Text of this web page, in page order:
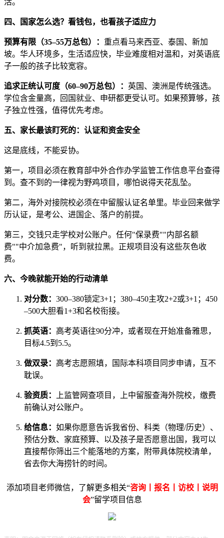
活。
四、国家怎么选？看钱包，也看孩子适应力
预算有限（35–55万总包）： 重点看马来西亚、泰国、新加
坡。华人环境多，生活适应快，毕业难度相对温和，对英语底
子一般的孩子比较宽容。
追求正统认可度（60–90万总包）： 英国、澳洲是传统强选。
学位含金量高，回国就业、申研都更受认可。如果预算够，孩
子独立性强，值得优先考虑。
五、家长最该盯死的：认证和资金安全
这是底线，不能妥协。
第一，项目必须在教育部中外合作办学监管工作信息平台查得
到。查不到的一律视为野鸡项目，哪怕说得天花乱坠。
第二，海外对接院校必须在中留服认证名单里。毕业回来做学
历认证，是考公、进国企、落户的前提。
第三，交钱只走学校对公账户。任何"保录费""内部名额
费""中介加急费"，听到就拉黑。正规项目没有这些灰色收
费。
六、今晚就能开始的行动清单
对分数： 300–380锁定3+1；380–450主攻2+2或3+1；450
–500大胆看1+3和名校衔接。
抓英语： 高考英语往90分冲，或者现在开始准备雅思，
目标4.5到5.5。
做双录： 高考志愿照填，国际本科项目同步申请，互不
耽误。
验资质：
上监管网查项目，上中留服查海外院校，缴费
前确认对公账户。
给信息： 如果你愿意告诉我省份、科类（物理/历史）、
预估分数、家庭预算、以及孩子是否愿意出国，我可以
直接帮你筛出三个能落地的方案，附带具体院校清单，
省去你大海捞针的时间。
添加项目老师微信，了解更多相关“咨询丨报名丨访校丨说明
会”留学项目信息